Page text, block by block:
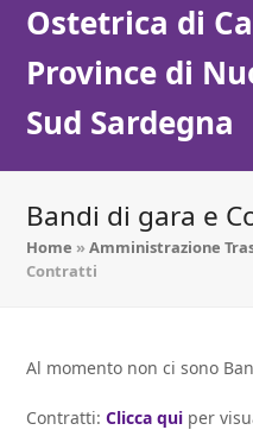
Ostetrica di
Province di
Sud Sardegna
Bandi di gara e
Home »Amministrazione
Contratti
Al momento non ci sono
Contratti:Clicca qui per